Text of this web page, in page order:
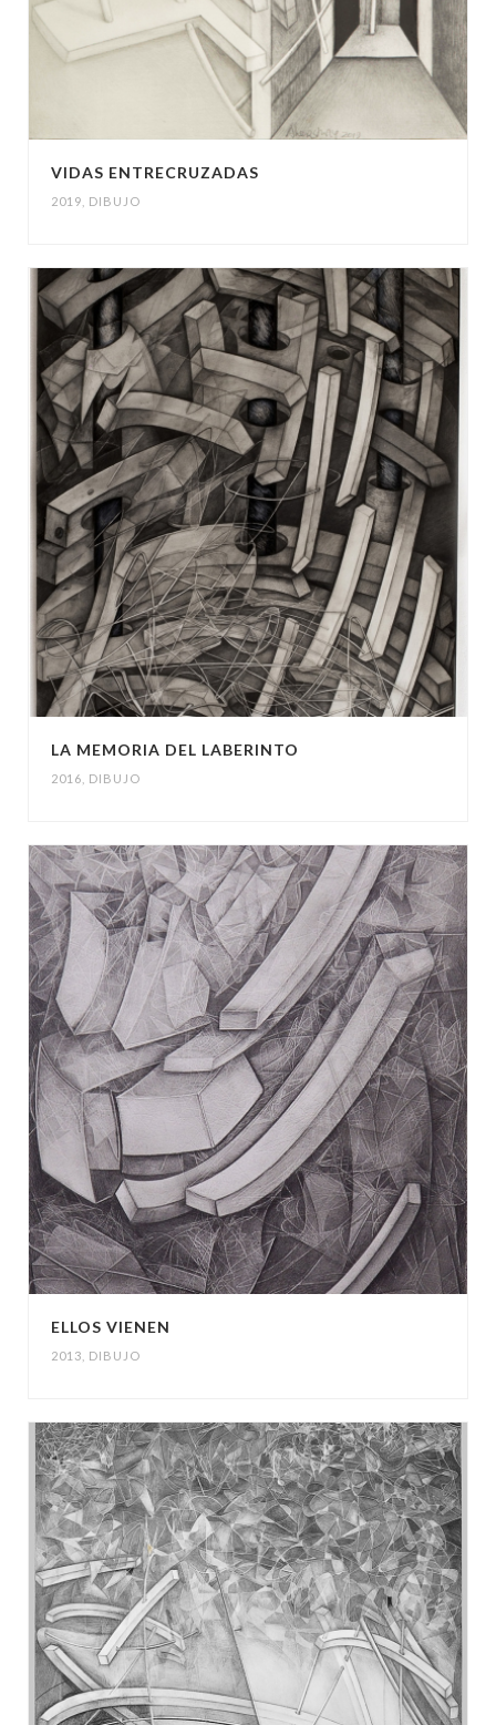
VIDAS ENTRECRUZADAS
2019 DIBUJO
LA MEMORIA DEL LABERINTO
2016 DIBUJO
ELLOS VIENEN
2013 DIBUJO